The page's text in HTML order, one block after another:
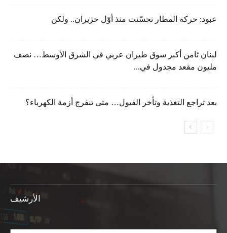
عبود: حركة المطار تحسّنت منذ أوّل حزيران.. ولكن
لبنان ثامن أكبر سوق طيران عربي في الشرق الأوسط… نصف
مليون مقعد مجدول في...
بعد تراجع التغذية وتأخر الفيول… متى تنفرج أزمة الكهرباء؟
الأرشيف
الأرشيف